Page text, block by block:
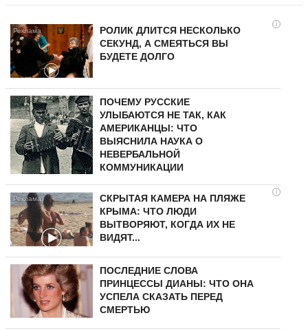
i
РОЛИК ДЛИТСЯ НЕСКОЛЬКО
СЕКУНД, А СМЕЯТЬСЯ ВЫ
БУДЕТЕ ДОЛГО
ПОЧЕМУ РУССКИЕ
УЛЫБАЮТСЯ НЕ ТАК, КАК
АМЕРИКАНЦЫ: ЧТО
ВЫЯСНИЛА НАУКА О
НЕВЕРБАЛЬНОЙ
КОММУНИКАЦИИ
i
СКРЫТАЯ КАМЕРА НА ПЛЯЖЕ
КРЫМА: ЧТО ЛЮДИ
ВЫТВОРЯЮТ, КОГДА ИХ НЕ
ВИДЯТ...
ПОСЛЕДНИЕ СЛОВА
ПРИНЦЕССЫ ДИАНЫ: ЧТО ОНА
УСПЕЛА СКАЗАТЬ ПЕРЕД
СМЕРТЬЮ